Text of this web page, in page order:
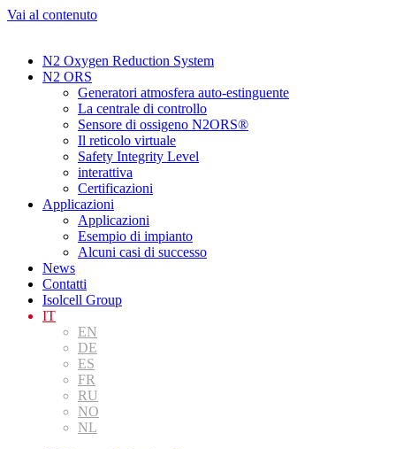
Vai al contenuto
N2 Oxygen Reduction System
N2 ORS
Generatori atmosfera auto-estinguente
La centrale di controllo
Sensore di ossigeno N2ORS®
Il reticolo virtuale
Safety Integrity Level
interattiva
Certificazioni
Applicazioni
Applicazioni
Esempio di impianto
Alcuni casi di successo
News
Contatti
Isolcell Group
IT
EN
DE
ES
FR
RU
NO
NL